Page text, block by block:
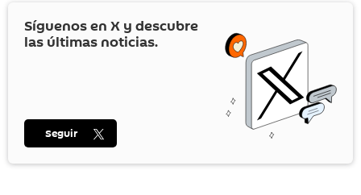
Síguenos en X y descubre
las últimas noticias.
Seguir